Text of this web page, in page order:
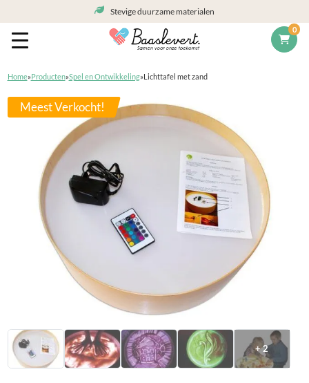
0
Stevige duurzame materialen
Home»Producten»Spel en Ontwikkeling»Lichttafel met zand
Meest Verkocht!
+ 2